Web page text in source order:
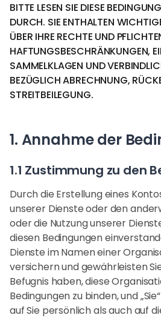
BITTE LESEN SIE DIESE
DURCH. SIE ENTHALTEN
ÜBER IHRE RECHTE UND
HAFTUNGSBESCHRÄNKUNGEN,
SAMMELKLAGEN UND
BEZÜGLICH ABRECHNUNG,
STREITBEILEGUNG.
1. Annahme der
1.1 Zustimmung zu den
Durch die Erstellung eines
unserer Dienste oder den
oder die Nutzung unserer
diesen Bedingungen
Dienste im Namen einer
versichern und gewährleisten
Befugnis haben, diese
Bedingungen zu binden, und
auf Sie persönlich als auch auf